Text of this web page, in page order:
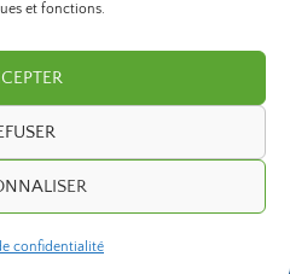
et fonctions.
confidentialité
Tous droits réservé.